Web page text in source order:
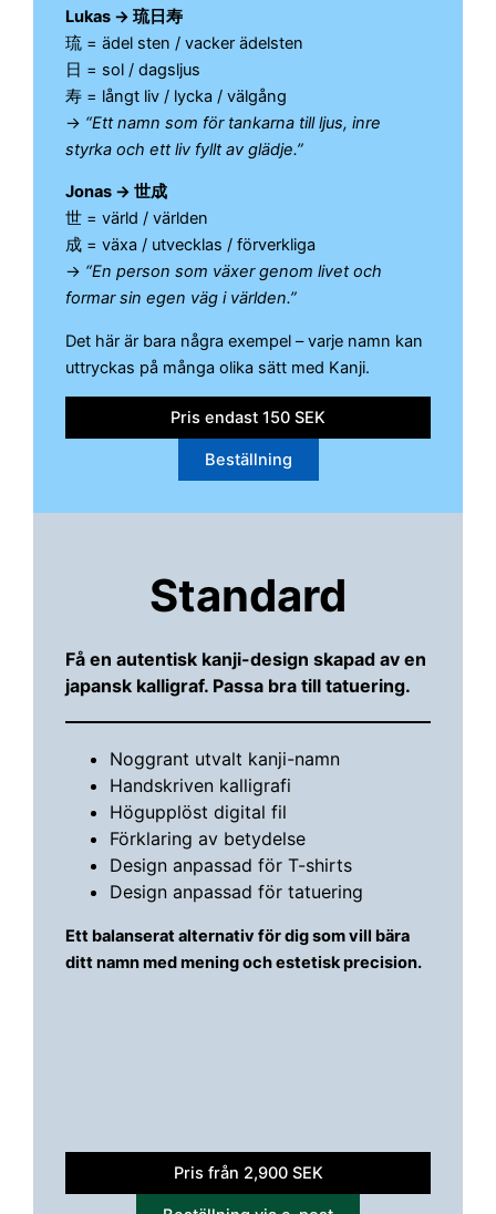
Lukas → 琉日寿
琉 = ädel sten / vacker ädelsten
日 = sol / dagsljus
寿 = långt liv / lycka / välgång
→ “Ett namn som för tankarna till ljus, inre
styrka och ett liv fyllt av glädje.”
Jonas → 世成
世 = värld / världen
成 = växa / utvecklas / förverkliga
→ “En person som växer genom livet och
formar sin egen väg i världen.”
Det här är bara några exempel – varje namn kan
uttryckas på många olika sätt med Kanji.
Pris endast 150 SEK
Beställning
Standard
Få en autentisk kanji-design skapad av en
japansk kalligraf. Passa bra till tatuering.
Noggrant utvalt kanji-namn
Handskriven kalligrafi
Högupplöst digital fil
Förklaring av betydelse
Design anpassad för T-shirts
Design anpassad för tatuering
Ett balanserat alternativ för dig som vill bära
ditt namn med mening och estetisk precision.
Pris från 2,900 SEK